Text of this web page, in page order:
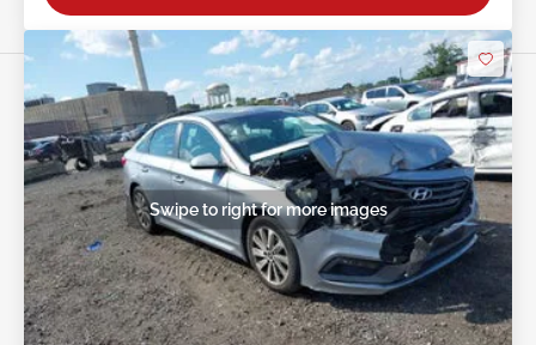
Swipe to right for more images